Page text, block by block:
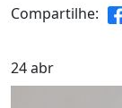
Compartilhe:
24abr